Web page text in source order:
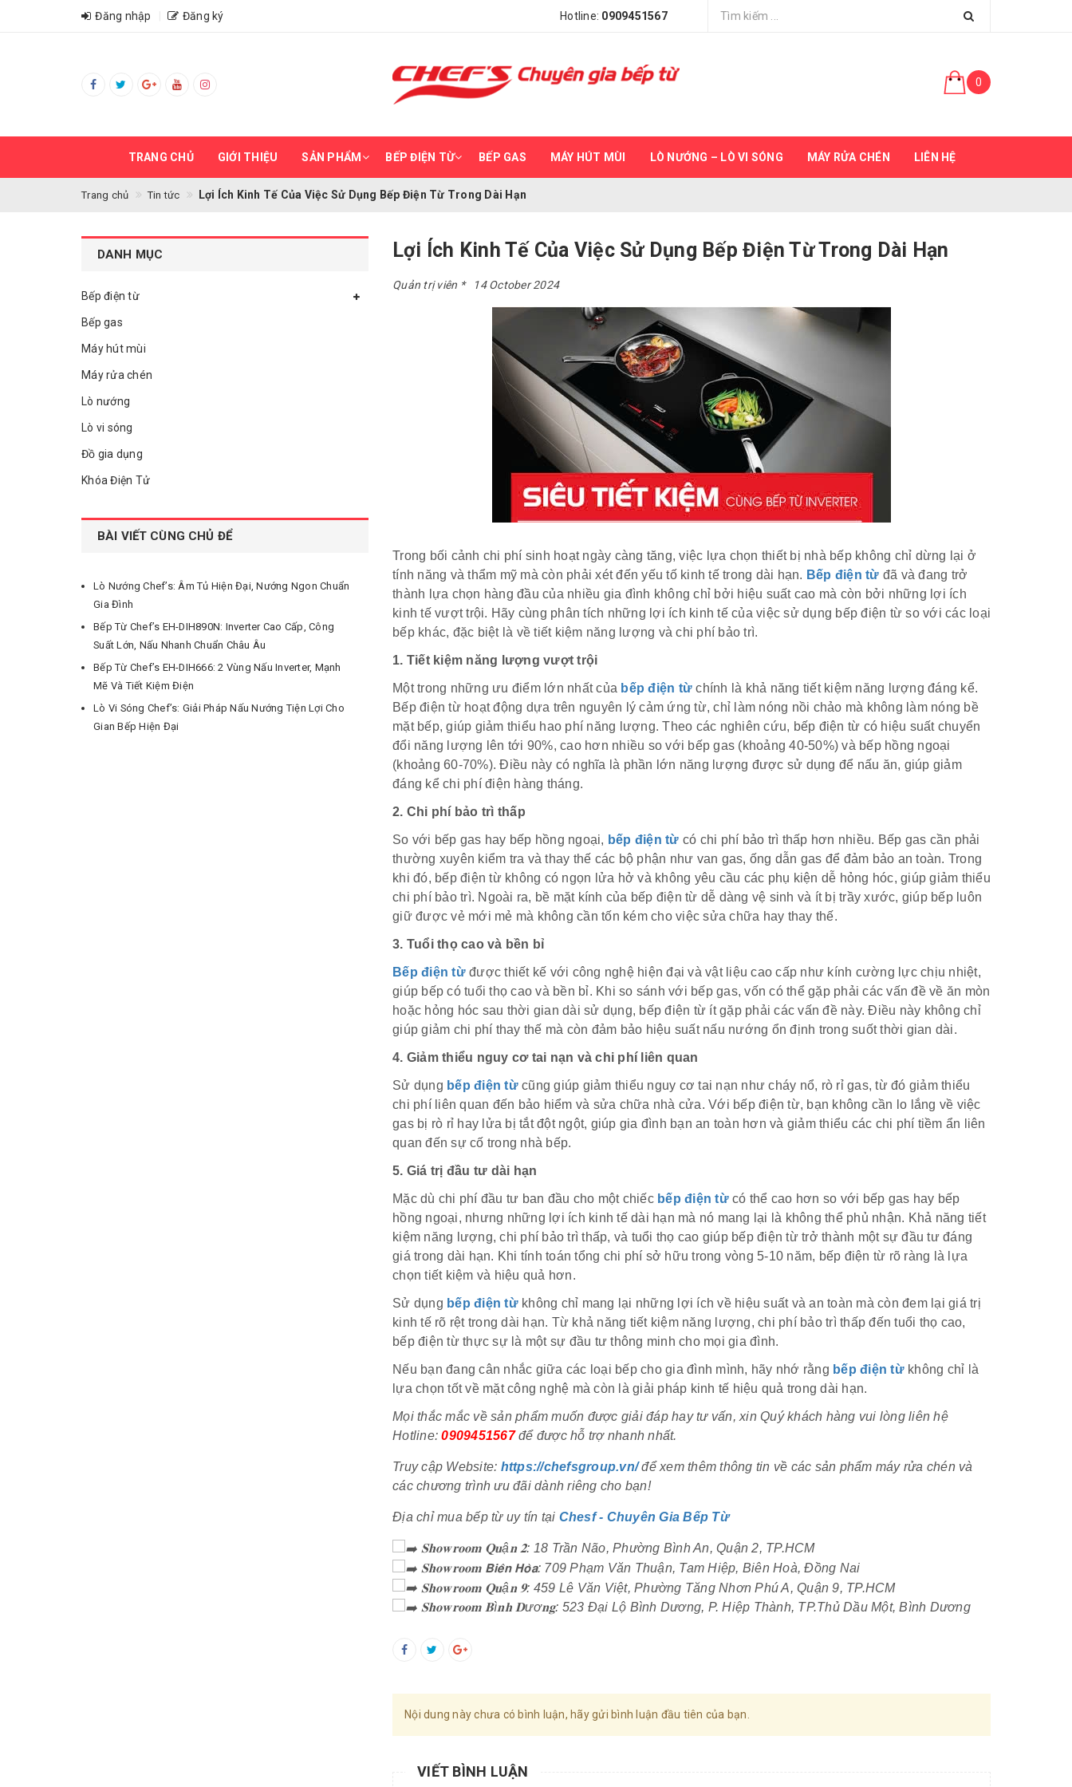
Đăng nhập Đăng ký Hotline: 0909451567
0
TRANG CHỦ GIỚI THIỆU SẢN PHẨM BẾP ĐIỆN TỪ BẾP GAS MÁY HÚT MÙI LÒ NƯỚNG – LÒ VI SÓNG MÁY RỬA CHÉN LIÊN HỆ
Trang chủ Tin tức Lợi Ích Kinh Tế Của Việc Sử Dụng Bếp Điện Từ Trong Dài Hạn
Lợi Ích Kinh Tế Của Việc Sử Dụng Bếp Điện Từ Trong Dài Hạn
Quản trị viên 14 October 2024
Trong bối cảnh chi phí sinh hoạt ngày càng tăng, việc lựa chọn thiết bị nhà bếp không chỉ dừng lại ở
tính năng và thẩm mỹ mà còn phải xét đến yếu tố kinh tế trong dài hạn. Bếp điện từ đã và đang trở
thành lựa chọn hàng đầu của nhiều gia đình không chỉ bởi hiệu suất cao mà còn bởi những lợi ích
kinh tế vượt trội. Hãy cùng phân tích những lợi ích kinh tế của việc sử dụng bếp điện từ so với các loại
bếp khác, đặc biệt là về tiết kiệm năng lượng và chi phí bảo trì.
1. Tiết kiệm năng lượng vượt trội
Một trong những ưu điểm lớn nhất của bếp điện từ chính là khả năng tiết kiệm năng lượng đáng kể.
Bếp điện từ hoạt động dựa trên nguyên lý cảm ứng từ, chỉ làm nóng nồi chảo mà không làm nóng bề
mặt bếp, giúp giảm thiểu hao phí năng lượng. Theo các nghiên cứu, bếp điện từ có hiệu suất chuyển
đổi năng lượng lên tới 90%, cao hơn nhiều so với bếp gas (khoảng 40-50%) và bếp hồng ngoại
(khoảng 60-70%). Điều này có nghĩa là phần lớn năng lượng được sử dụng để nấu ăn, giúp giảm
đáng kể chi phí điện hàng tháng.
2. Chi phí bảo trì thấp
So với bếp gas hay bếp hồng ngoại, bếp điện từ có chi phí bảo trì thấp hơn nhiều. Bếp gas cần phải
thường xuyên kiểm tra và thay thế các bộ phận như van gas, ống dẫn gas để đảm bảo an toàn. Trong
khi đó, bếp điện từ không có ngọn lửa hở và không yêu cầu các phụ kiện dễ hỏng hóc, giúp giảm thiểu
chi phí bảo trì. Ngoài ra, bề mặt kính của bếp điện từ dễ dàng vệ sinh và ít bị trầy xước, giúp bếp luôn
giữ được vẻ mới mẻ mà không cần tốn kém cho việc sửa chữa hay thay thế.
3. Tuổi thọ cao và bền bỉ
Bếp điện từđược thiết kế với công nghệ hiện đại và vật liệu cao cấp như kính cường lực chịu nhiệt,
giúp bếp có tuổi thọ cao và bền bỉ. Khi so sánh với bếp gas, vốn có thể gặp phải các vấn đề về ăn mòn
hoặc hỏng hóc sau thời gian dài sử dụng, bếp điện từ ít gặp phải các vấn đề này. Điều này không chỉ
giúp giảm chi phí thay thế mà còn đảm bảo hiệu suất nấu nướng ổn định trong suốt thời gian dài.
4. Giảm thiểu nguy cơ tai nạn và chi phí liên quan
Sử dụng bếp điện từcũng giúp giảm thiểu nguy cơ tai nạn như cháy nổ, rò rỉ gas, từ đó giảm thiểu
chi phí liên quan đến bảo hiểm và sửa chữa nhà cửa. Với bếp điện từ, bạn không cần lo lắng về việc
gas bị rò rỉ hay lửa bị tắt đột ngột, giúp gia đình bạn an toàn hơn và giảm thiểu các chi phí tiềm ẩn liên
quan đến sự cố trong nhà bếp.
5. Giá trị đầu tư dài hạn
Mặc dù chi phí đầu tư ban đầu cho một chiếc bếp điện từcó thể cao hơn so với bếp gas hay bếp
hồng ngoại, nhưng những lợi ích kinh tế dài hạn mà nó mang lại là không thể phủ nhận. Khả năng tiết
kiệm năng lượng, chi phí bảo trì thấp, và tuổi thọ cao giúp bếp điện từ trở thành một sự đầu tư đáng
giá trong dài hạn. Khi tính toán tổng chi phí sở hữu trong vòng 5-10 năm, bếp điện từ rõ ràng là lựa
chọn tiết kiệm và hiệu quả hơn.
Sử dụng bếp điện từkhông chỉ mang lại những lợi ích về hiệu suất và an toàn mà còn đem lại giá trị
kinh tế rõ rệt trong dài hạn. Từ khả năng tiết kiệm năng lượng, chi phí bảo trì thấp đến tuổi thọ cao,
bếp điện từ thực sự là một sự đầu tư thông minh cho mọi gia đình.
Nếu bạn đang cân nhắc giữa các loại bếp cho gia đình mình, hãy nhớ rằng bếp điện từkhông chỉ là
lựa chọn tốt về mặt công nghệ mà còn là giải pháp kinh tế hiệu quả trong dài hạn.
Mọi thắc mắc về sản phẩm muốn được giải đáp hay tư vấn, xin Quý khách hàng vui lòng liên hệ
Hotline:0909451567để được hỗ trợ nhanh nhất.
Truy cập Website: https://chefsgroup.vn/để xem thêm thông tin về các sản phẩm máy rửa chén và
các chương trình ưu đãi dành riêng cho bạn!
Địa chỉ mua bếp từ uy tín tại Chesf - Chuyên Gia Bếp Từ
𝐒𝐡𝐨𝐰𝐫𝐨𝐨𝐦 𝐐𝐮ậ𝐧 𝟐: 18 Trần Não, Phường Bình An, Quận 2, TP.HCM
𝐒𝐡𝐨𝐰𝐫𝐨𝐨𝐦 𝗕𝗶𝗲̂𝗻 𝗛𝗼̀𝗮: 709 Phạm Văn Thuận, Tam Hiệp, Biên Hoà, Đồng Nai
𝐒𝐡𝐨𝐰𝐫𝐨𝐨𝐦 𝐐𝐮ậ𝐧 𝟗: 459 Lê Văn Việt, Phường Tăng Nhơn Phú A, Quận 9, TP.HCM
𝐒𝐡𝐨𝐰𝐫𝐨𝐨𝐦 𝐁ì𝐧𝐡 𝐃ươ𝐧𝐠: 523 Đại Lộ Bình Dương, P. Hiệp Thành, TP.Thủ Dầu Một, Bình Dương
Nội dung này chưa có bình luận, hãy gửi bình luận đầu tiên của bạn.
VIẾT BÌNH LUẬN
DANH MỤC
Bếp điện từ
Bếp gas
Máy hút mùi
Máy rửa chén
Lò nướng
Lò vi sóng
Đồ gia dụng
Khóa Điện Tử
BÀI VIẾT CÙNG CHỦ ĐỂ
Lò Nướng Chef’s: Âm Tủ Hiện Đại, Nướng Ngon Chuẩn
Gia Đình
Bếp Từ Chef’s EH-DIH890N: Inverter Cao Cấp, Công
Suất Lớn, Nấu Nhanh Chuẩn Châu Âu
Bếp Từ Chef’s EH-DIH666: 2 Vùng Nấu Inverter, Mạnh
Mẽ Và Tiết Kiệm Điện
Lò Vi Sóng Chef’s: Giải Pháp Nấu Nướng Tiện Lợi Cho
Gian Bếp Hiện Đại